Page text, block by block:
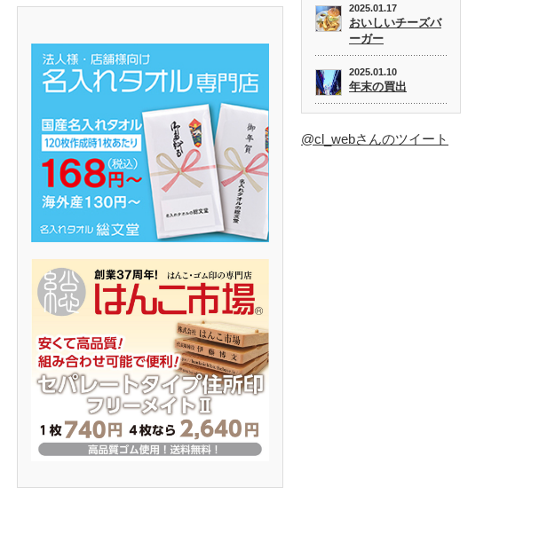
2025.01.17
おいしいチーズバ
ーガー
2025.01.10
年末の買出
@cl_webさんのツイート